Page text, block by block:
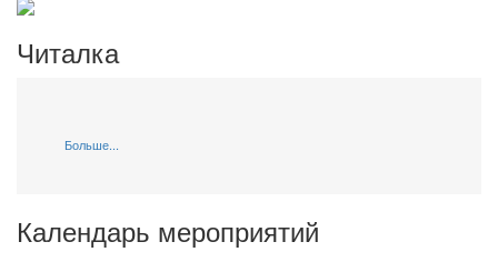
Читалка
Больше...
Календарь мероприятий